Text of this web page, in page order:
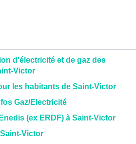
d'électricité et de gaz des
Victor
les habitants de Saint-Victor
Gaz/Electricité
(ex ERDF) à Saint-Victor
Victor